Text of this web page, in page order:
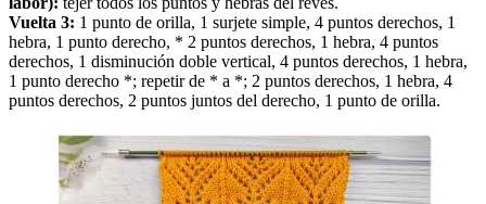
Vuelta 3: 1 punto de orilla, 1 surjete simple, 4 puntos derechos, 1
hebra, 1 punto derecho, * 2 puntos derechos, 1 hebra, 4 puntos
derechos, 1 disminución doble vertical, 4 puntos derechos, 1 hebra,
1 punto derecho *; repetir de * a *; 2 puntos derechos, 1 hebra, 4
puntos derechos, 2 puntos juntos del derecho, 1 punto de orilla.